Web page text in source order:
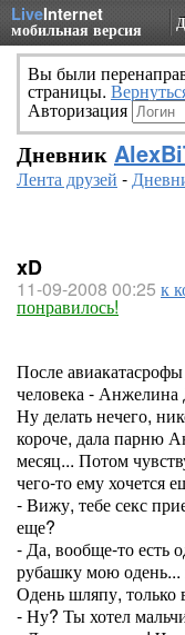
LiveInternet
мобильная версия
Вы были
страницы.
Авторизация
Дневник
Лента друзей -
xD
11-09-2008 00:25 к
понравилось!
После
человека -Анжелина
Ну делать нечего,
короче, дала парню
месяц... Потом
чего-то ему хочется
- Вижу, тебе секс
еще?
- Да, вообще-то есть
рубашку мою
Одень шляпу, только
- Ну? Ты хотел